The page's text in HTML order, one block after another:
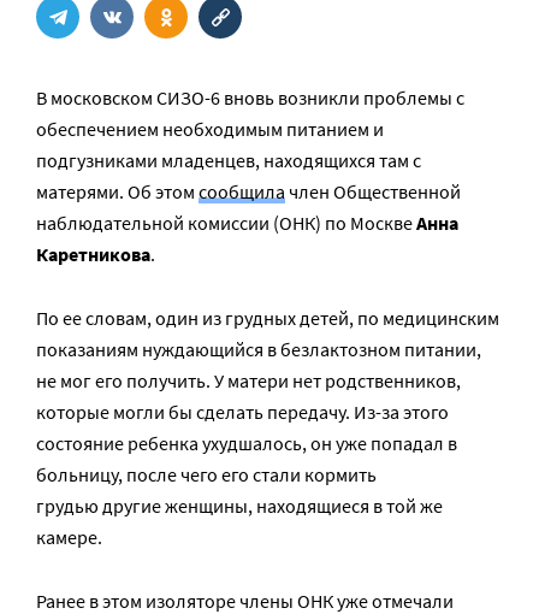
В московском СИЗО-6 вновь возникли проблемы с
обеспечением необходимым питанием и
подгузниками младенцев, находящихся там с
матерями. Об этом сообщила член Общественной
наблюдательной комиссии (ОНК) по МосквеАнна
Каретникова.
По ее словам, один из грудных детей, по медицинским
показаниям нуждающийся в безлактозном питании,
не мог его получить. У матери нет родственников,
которые могли бы сделать передачу. Из-за этого
состояние ребенка ухудшалось, он уже попадал в
больницу, после чего его стали кормить
грудью другие женщины, находящиеся в той же
камере.
Ранее в этом изоляторе члены ОНК уже отмечали